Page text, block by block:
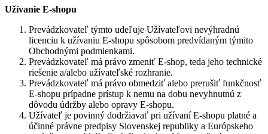
Užívanie E-shopu
Prevádzkovateľ týmto udeľuje Užívateľovi nevýhradnú
licenciu k užívaniu E-shopu spôsobom predvídaným týmito
Obchodnými podmienkami.
Prevádzkovateľ má právo zmeniť E-shop, teda jeho technické
riešenie a/alebo užívateľské rozhranie.
Prevádzkovateľ má právo obmedziť alebo prerušiť funkčnosť
E-shopu prípadne prístup k nemu na dobu nevyhnutnú z
dôvodu údržby alebo opravy E-shopu.
Užívateľ je povinný dodržiavať pri užívaní E-shopu platné a
účinné právne predpisy Slovenskej republiky a Európskeho